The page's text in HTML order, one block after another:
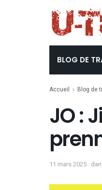
BLOG DE
Accueil Blog de
JO :
11 mars 2025